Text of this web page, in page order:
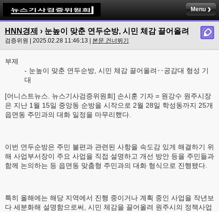
Menu
HNN경제 › 눈높이 맞춘 연두순방, 시민 체감 끌어올려
검증위원 | 2025.02.28 11:46:13 | 본문 건너뛰기
부제
- 눈높이 맞춘 연두순방, 시민 체감 끌어올려‥공감대 형성 기
대
[어니스트뉴스. 뉴스기사검증위원회] 손시훈 기자 = 원강수 원주시장
은 지난 1월 15일 중앙동 순방을 시작으로 2월 28일 학성동까지 25개
읍면동 주민과의 대화 일정을 마무리했다.
이번 연두순방은 주민 불편과 관련된 사항을 속도감 있게 해결하기 위
해 사업부서장이 주요 사업을 직접 설명하고 개선 방안 등을 주민들과
함께 논의하는 등 읍면동 맞춤형 주민과의 대화 형식으로 진행됐다.
특히 올해에는 해당 지역에서 진행 중이거나 계획 중인 사업을 작년보
다 세분화해 설명함으로써, 시민 체감을 끌어올려 원주시의 정책사업